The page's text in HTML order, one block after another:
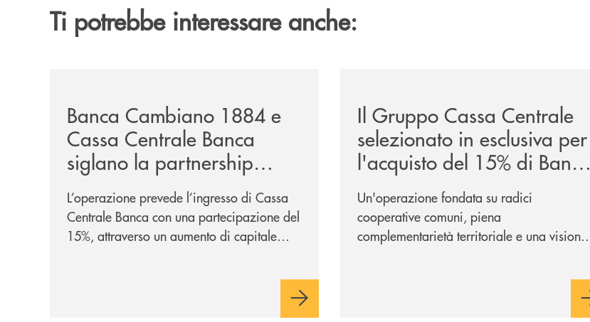
Ti potrebbe interessare anche:
Banca Cambiano 1884 e
Cassa Centrale Banca
siglano la partnership
strategica
L’operazione prevede l’ingresso di Cassa
Centrale Banca con una partecipazione del
15%, attraverso un aumento di capitale
sulla condivisione di valori comuni e sulla
prossimità ai territori, per ampliare l’offerta
Il Gruppo Cassa Centrale
selezionato in esclusiva per
l'acquisto del 15% di Banca
Cambiano 1884
Un'operazione fondata su radici
cooperative comuni, piena
complementarietà territoriale e una visione